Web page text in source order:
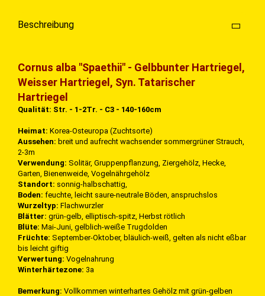
Beschreibung
Cornus alba "Spaethii" - Gelbbunter Hartriegel,
Weisser Hartriegel, Syn. Tatarischer
Hartriegel
Qualität: Str. - 1-2Tr. - C3 - 140-160cm
Heimat: Korea-Osteuropa (Zuchtsorte)
Aussehen: breit und aufrecht wachsender sommergrüner Strauch,
2-3m
Verwendung: Solitär, Gruppenpflanzung, Ziergehölz, Hecke,
Garten, Bienenweide, Vogelnährgehölz
Standort: sonnig-halbschattig,
Boden: feuchte, leicht saure-neutrale Böden, anspruchslos
Wurzeltyp: Flachwurzler
Blätter: grün-gelb, elliptisch-spitz, Herbst rötlich
Blüte: Mai-Juni, gelblich-weiße Trugdolden
Früchte: September-Oktober, bläulich-weiß, gelten als nicht eßbar
bis leicht giftig
Verwertung: Vogelnahrung
Winterhärtezone: 3a
Bemerkung: Vollkommen winterhartes Gehölz mit grün-gelben